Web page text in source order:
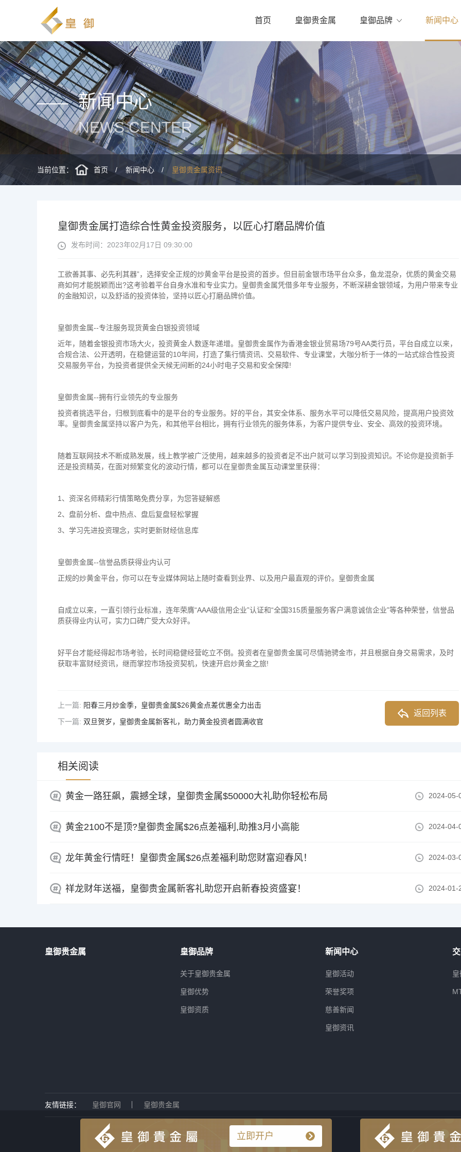
首页 皇御贵金属 皇御品牌 新闻中心
新闻中心
NEWS CENTER
当前位置： 首页 新闻中心 皇御贵金属资讯
皇御贵金属打造综合性黄金投资服务，以匠心打磨品牌价值
发布时间：2023年02月17日 09:30:00
工欲善其事、必先利其器”，选择安全正规的炒黄金平台是投资的首步。但目前金银市场平台众多，鱼龙混杂，优质的黄金交易
商如何才能脱颖而出?这考验着平台自身水准和专业实力。皇御贵金属凭借多年专业服务，不断深耕金银领域，为用户带来专业
的金融知识，以及舒适的投资体验，坚持以匠心打磨品牌价值。
皇御贵金属--专注服务现货黄金白银投资领域
近年，随着金银投资市场大火，投资黄金人数逐年递增。皇御贵金属作为香港金银业贸易场79号AA类行员，平台自成立以来，
合规合法、公开透明，在稳健运营的10年间，打造了集行情资讯、交易软件、专业课堂，大咖分析于一体的一站式综合性投资
交易服务平台，为投资者提供全天候无间断的24小时电子交易和安全保障!
皇御贵金属--拥有行业领先的专业服务
投资者挑选平台，归根到底看中的是平台的专业服务。好的平台，其安全体系、服务水平可以降低交易风险，提高用户投资效
率。皇御贵金属坚持以客户为先，和其他平台相比，拥有行业领先的服务体系，为客户提供专业、安全、高效的投资环境。
随着互联网技术不断成熟发展，线上教学被广泛使用，越来越多的投资者足不出户就可以学习到投资知识。不论你是投资新手
还是投资精英，在面对频繁变化的波动行情，都可以在皇御贵金属互动课堂里获得：
1、资深名师精彩行情策略免费分享，为您答疑解惑
2、盘前分析、盘中热点、盘后复盘轻松掌握
3、学习先进投资理念，实时更新财经信息库
皇御贵金属--信誉品质获得业内认可
正规的炒黄金平台，你可以在专业媒体网站上随时查看到业界、以及用户最直观的评价。皇御贵金属
自成立以来，一直引领行业标准，连年荣膺“AAA级信用企业”认证和“全国315质量服务客户满意诚信企业”等各种荣誉，信誉品
质获得业内认可，实力口碑广受大众好评。
好平台才能经得起市场考验，长时间稳健经营屹立不倒。投资者在皇御贵金属可尽情驰骋金市，并且根据自身交易需求，及时
获取丰富财经资讯，继而掌控市场投资契机，快速开启炒黄金之旅!
上一篇: 阳春三月炒金季，皇御贵金属$26黄金点差优惠全力出击
下一篇: 双旦贺岁，皇御贵金属新客礼，助力黄金投资者圆满收官
返回列表
相关阅读
黄金一路狂飙，震撼全球，皇御贵金属$50000大礼助你轻松布局 2024-05-
黄金2100不是顶?皇御贵金属$26点差福利,助推3月小高能 2024-04-
龙年黄金行情旺！皇御贵金属$26点差福利助您财富迎春风！ 2024-03-
祥龙财年送福，皇御贵金属新客礼助您开启新春投资盛宴！ 2024-01-
皇御贵金属 皇御品牌
关于皇御贵金属
皇御优势
皇御资质
新闻中心
皇御活动
荣誉奖项
慈善新闻
皇御资讯
友情链接： 皇御官网 皇御贵金属
立即开户